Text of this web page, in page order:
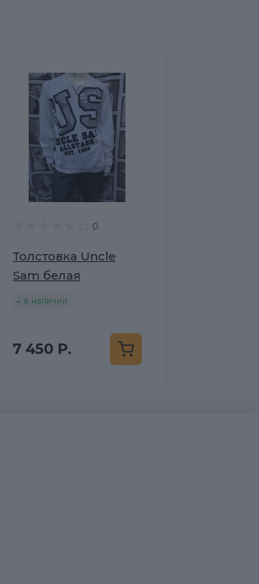
0
Толстовка Uncle
Sam белая
в наличии
7 450 Р.